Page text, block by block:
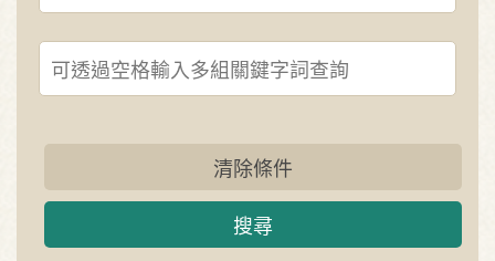
清除條件
搜尋